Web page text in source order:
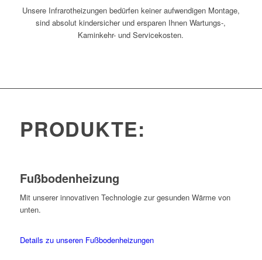
Unsere Infrarotheizungen bedürfen keiner aufwendigen Montage,
sind absolut kindersicher und ersparen Ihnen Wartungs-,
Kaminkehr- und Servicekosten.
PRODUKTE:
Fußbodenheizung
Mit unserer innovativen Technologie zur gesunden Wärme von
unten.
Details zu unseren Fußbodenheizungen